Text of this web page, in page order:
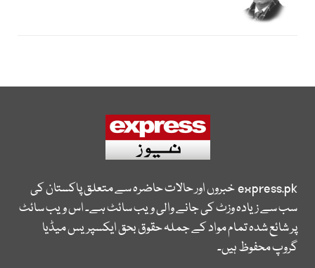
express.pkخبروں اور حالات حاضرہ سے متعلق پاکستان کی
سب سے زیادہ وزٹ کی جانے والی ویب سائٹ ہے۔ اس ویب سائٹ
پر شائع شدہ تمام مواد کے جملہ حقوق بحق ایکسپریس میڈیا
گروپ محفوظ ہیں۔